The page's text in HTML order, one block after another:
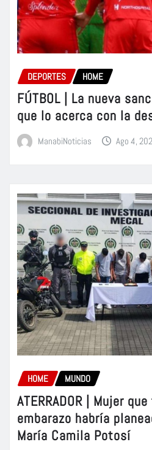
DEPORTES HOME
FÚTBOL | La nueva
que lo acerca con la
ManabiNoticias Ago 4,
HOME MUNDO
ATERRADOR | Mujer
embarazo habría
María Camila Potosí